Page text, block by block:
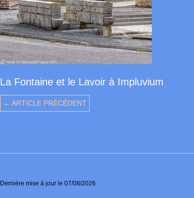
La Fontaine et le Lavoir à Impluvium
← ARTICLE PRÉCÉDENT
Dernière mise à jour le 07/08/2026